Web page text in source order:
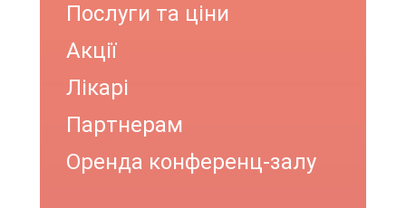
Послуги та ціни
Акції
Лікарі
Партнерам
Оренда конференц-залу